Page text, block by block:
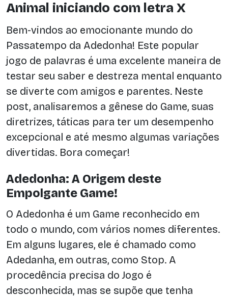
Animal iniciando com letra X
Bem-vindos ao emocionante mundo do
Passatempo da Adedonha! Este popular
jogo de palavras é uma excelente maneira de
testar seu saber e destreza mental enquanto
se diverte com amigos e parentes. Neste
post, analisaremos a gênese do Game, suas
diretrizes, táticas para ter um desempenho
excepcional e até mesmo algumas variações
divertidas. Bora começar!
Adedonha: A Origem deste
Empolgante Game!
O Adedonha é um Game reconhecido em
todo o mundo, com vários nomes diferentes.
Em alguns lugares, ele é chamado como
Adedanha, em outras, como Stop. A
procedência precisa do Jogo é
desconhecida, mas se supõe que tenha